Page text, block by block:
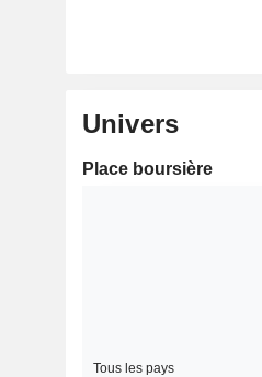
Univers
Place boursière
Tous les pays